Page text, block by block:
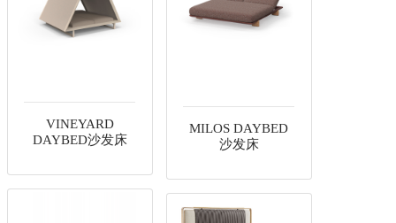
VINEYARD
DAYBED沙发床
MILOS DAYBED
沙发床